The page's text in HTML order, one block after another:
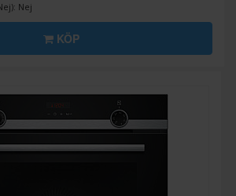
Nej
KÖP